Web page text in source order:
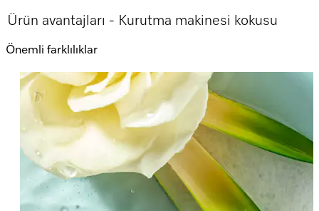
Ürün avantajları - Kurutma makinesi kokusu
Önemli farklılıklar